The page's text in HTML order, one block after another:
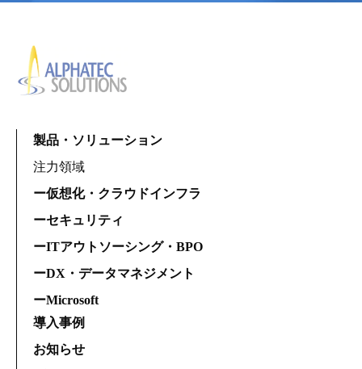
製品・ソリューション
注力領域
ー仮想化・クラウドインフラ
ーセキュリティ
ーITアウトソーシング・BPO
ーDX・データマネジメント
ーMicrosoft
導入事例
お知らせ